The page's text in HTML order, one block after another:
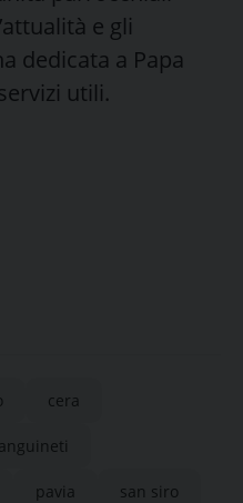
e gli
dedicata a Papa
utili.
cera
pavia san siro